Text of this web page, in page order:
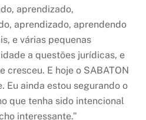
aprendizado,
aprendizado, aprendendo
e várias pequenas
a questões jurídicas, e
cresceu. E hoje o SABATON
Eu ainda estou segurando o
que tenha sido intencional
interessante.”